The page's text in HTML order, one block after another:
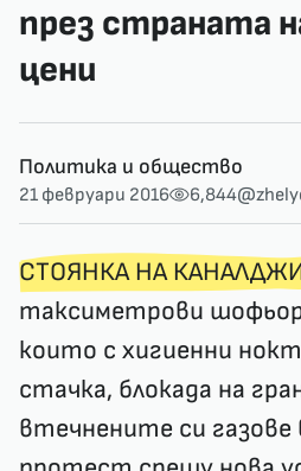
през страната
цени
Политика и общество
21 февруари 2016 6,844
СТОЯНКА НА
таксиметрови
които с хигиенни
стачка, блокада на
втечнените си газове